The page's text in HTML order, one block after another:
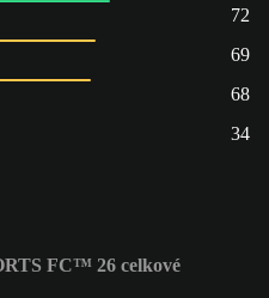
72
69
68
34
FC™ 26 celkové